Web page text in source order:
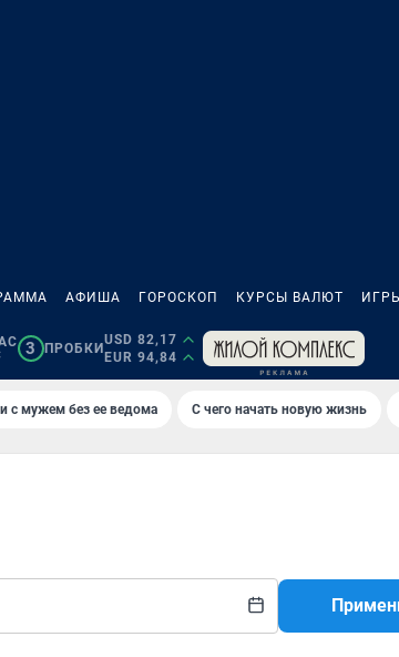
АФИША ГОРОСКОП КУРСЫ ВАЛЮТ
3 ПРОБКИ
USD 82,17
EUR 94,84
с мужем без ее ведома С чего начать новую жизнь